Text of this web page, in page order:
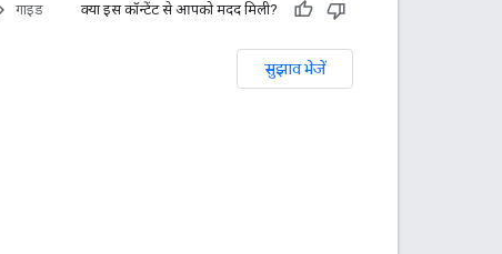
गाइड क्या इस कॉन्टेंट से आपको मदद मिली?
सुझाव भेजें